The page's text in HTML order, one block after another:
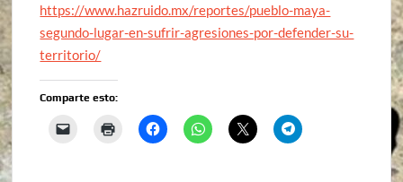
https://www.hazruido.mx/reportes/pueblo-maya-
segundo-lugar-en-sufrir-agresiones-por-defender-su-
territorio/
Comparte esto: